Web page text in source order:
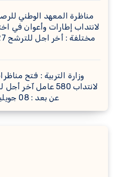
مناظرة المعهد الوطني
لانتداب إطارات وأعوان في
وزارة التربية : فتح
لانتداب 580 عامل آخر
عن بعد : 08 جويلية 2026